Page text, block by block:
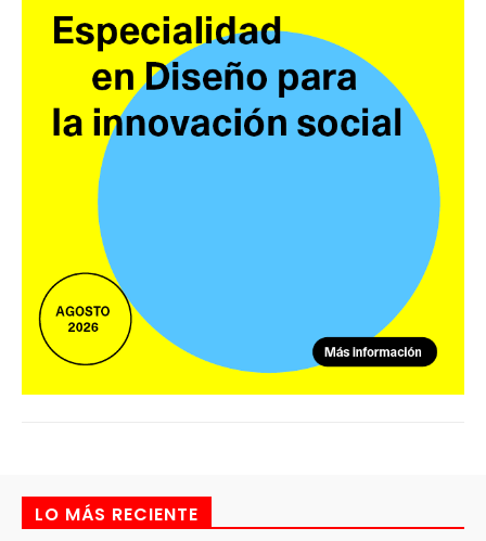
LO MÁS RECIENTE